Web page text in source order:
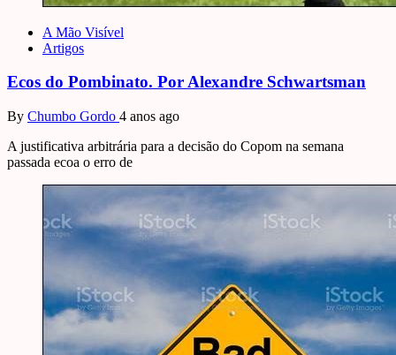
A Mão Visível
Artigos
Ecos do Pombinato. Por Alexandre Schwartsman
By Chumbo Gordo 4 anos ago
A justificativa arbitrária para a decisão do Copom na semana
passada ecoa o erro de